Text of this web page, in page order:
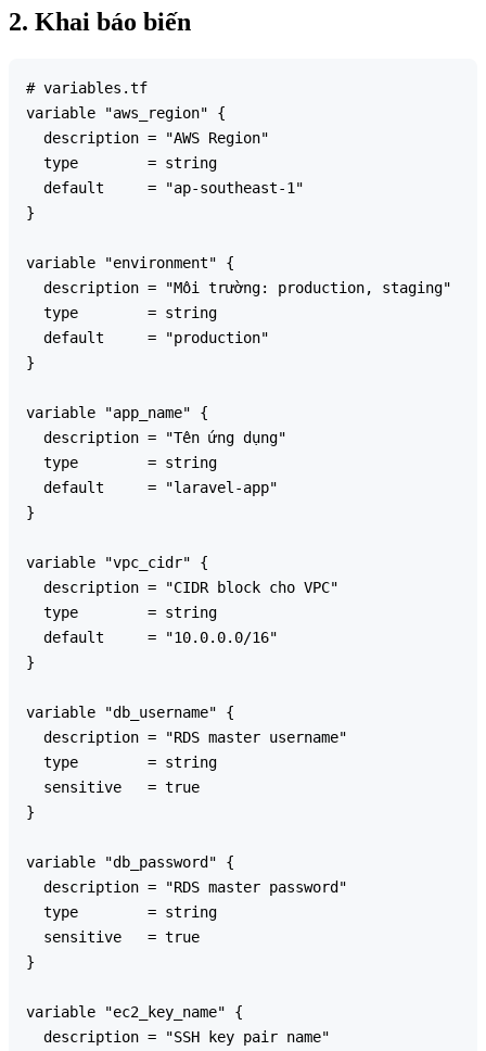
2. Khai báo biến
# variables.tf
variable "aws_region" {
  description = "AWS Region"
  type        = string
  default     = "ap-southeast-1"
}
variable "environment" {
  description = "Môi trường: production, staging"
  type        = string
  default     = "production"
}
variable "app_name" {
  description = "Tên ứng dụng"
  type        = string
  default     = "laravel-app"
}
variable "vpc_cidr" {
  description = "CIDR block cho VPC"
  type        = string
  default     = "10.0.0.0/16"
}
variable "db_username" {
  description = "RDS master username"
  type        = string
  sensitive   = true
}
variable "db_password" {
  description = "RDS master password"
  type        = string
  sensitive   = true
}
variable "ec2_key_name" {
  description = "SSH key pair name"